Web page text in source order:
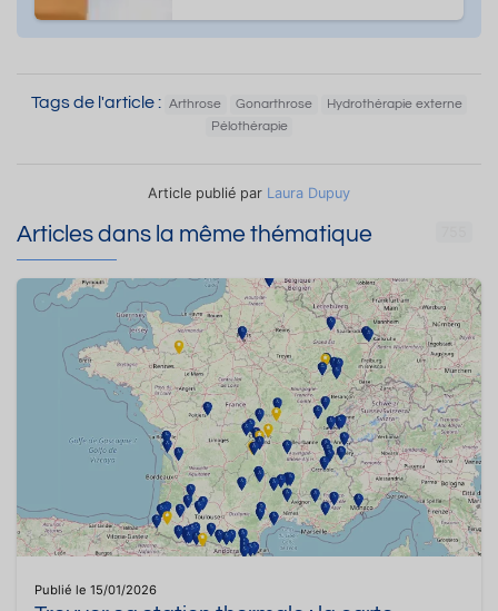
Tags de l'article : Arthrose Gonarthrose
Hydrothérapie externe
Pélothérapie
Article publié par Laura Dupuy
Articles dans la même thématique
Publié le 15/01/2026